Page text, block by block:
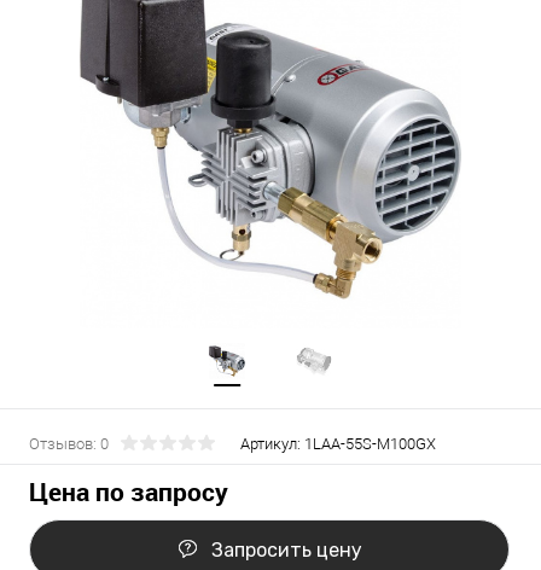
Отзывов: 0 Артикул: 1LAA-55S-M100GX
Цена по запросу
Запросить цену